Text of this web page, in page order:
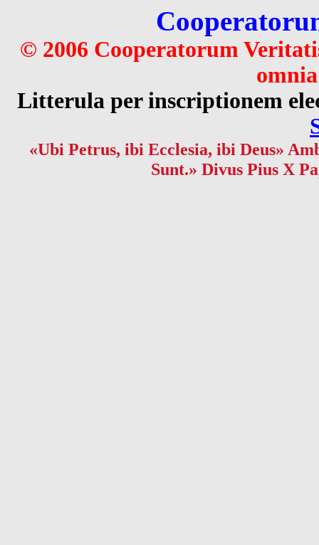
© 2006 Cooperatorum
Litterula per inscriptionem
«Ubi Petrus, ibi Ecclesia, ibi Deus»
Sunt.» Divus Pius X